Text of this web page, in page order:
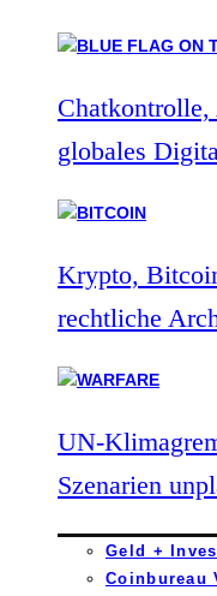
globales
Krypto,
rechtliche
UN-
Szenarien
Geld +
Coinbureau